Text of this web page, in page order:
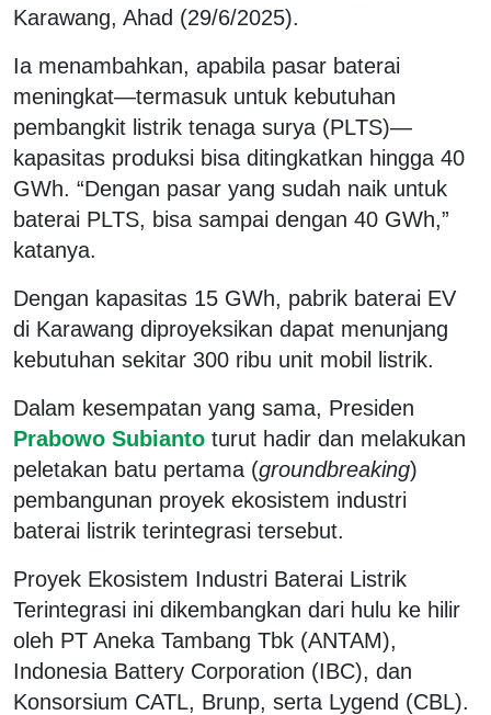
Karawang, Ahad (29/6/2025).
Ia menambahkan, apabila pasar baterai
meningkat—termasuk untuk kebutuhan
pembangkit listrik tenaga surya (PLTS)—
kapasitas produksi bisa ditingkatkan hingga 40
GWh. “Dengan pasar yang sudah naik untuk
baterai PLTS, bisa sampai dengan 40 GWh,”
katanya.
Dengan kapasitas 15 GWh, pabrik baterai EV
di Karawang diproyeksikan dapat menunjang
kebutuhan sekitar 300 ribu unit mobil listrik.
Dalam kesempatan yang sama, Presiden
Prabowo Subianto turut hadir dan melakukan
peletakan batu pertama (groundbreaking)
pembangunan proyek ekosistem industri
baterai listrik terintegrasi tersebut.
Proyek Ekosistem Industri Baterai Listrik
Terintegrasi ini dikembangkan dari hulu ke hilir
oleh PT Aneka Tambang Tbk (ANTAM),
Indonesia Battery Corporation (IBC), dan
Konsorsium CATL, Brunp, serta Lygend (CBL).